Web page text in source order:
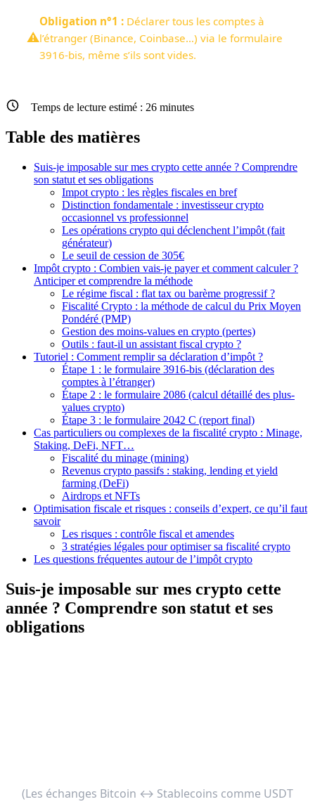
⚠️
Obligation n°1 : Déclarer tous les comptes à
l’étranger (Binance, Coinbase…) via le formulaire
3916-bis, même s’ils sont vides.
Temps de lecture estimé : 26 minutes
Table des matières
Suis-je imposable sur mes crypto cette année ? Comprendre
son statut et ses obligations
Impot crypto : les règles fiscales en bref
Distinction fondamentale : investisseur crypto
occasionnel vs professionnel
Les opérations crypto qui déclenchent l’impôt (fait
générateur)
Le seuil de cession de 305€
Impôt crypto : Combien vais-je payer et comment calculer ?
Anticiper et comprendre la méthode
Le régime fiscal : flat tax ou barème progressif ?
Fiscalité Crypto : la méthode de calcul du Prix Moyen
Pondéré (PMP)
Gestion des moins-values en crypto (pertes)
Outils : faut-il un assistant fiscal crypto ?
Tutoriel : Comment remplir sa déclaration d’impôt ?
Étape 1 : le formulaire 3916-bis (déclaration des
comptes à l’étranger)
Étape 2 : le formulaire 2086 (calcul détaillé des plus-
values crypto)
Étape 3 : le formulaire 2042 C (report final)
Cas particuliers ou complexes de la fiscalité crypto : Minage,
Staking, DeFi, NFT…
Fiscalité du minage (mining)
Revenus crypto passifs : staking, lending et yield
farming (DeFi)
Airdrops et NFTs
Optimisation fiscale et risques : conseils d’expert, ce qu’il faut
savoir
Les risques : contrôle fiscal et amendes
3 stratégies légales pour optimiser sa fiscalité crypto
Les questions fréquentes autour de l’impôt crypto
Suis-je imposable sur mes crypto cette
année ? Comprendre son statut et ses
obligations
(Les échanges Bitcoin ↔ Stablecoins comme USDT